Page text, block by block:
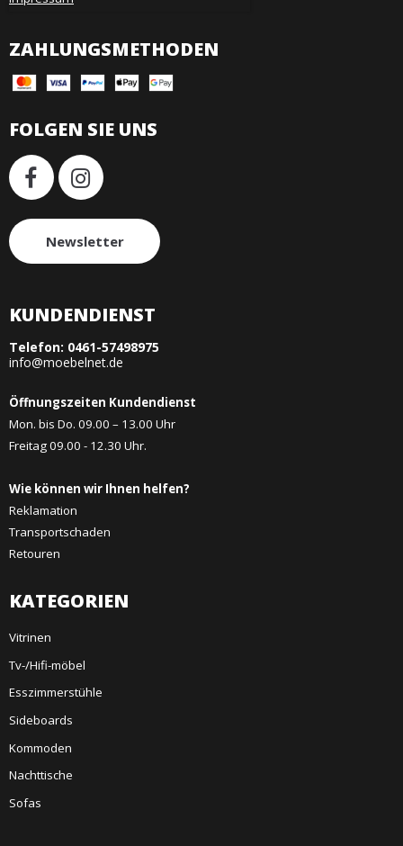
ZAHLUNGSMETHODEN
FOLGEN SIE UNS
Newsletter
KUNDENDIENST
Telefon: 0461-57498975
info@moebelnet.de
Öffnungszeiten Kundendienst
Mon. bis Do. 09.00 – 13.00 Uhr
Freitag 09.00 - 12.30 Uhr.
Wie können wir Ihnen helfen?
Reklamation
Transportschaden
Retouren
KATEGORIEN
Vitrinen
Tv-/Hifi-möbel
Esszimmerstühle
Sideboards
Kommoden
Nachttische
Sofas